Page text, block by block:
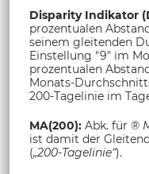
Disparity Indikator
prozentualen
seinem gleitenden
Einstellung "9" im
prozentualen
Monats-
200-Tagelinie im
MA(200): Abk. für ®
ist damit der
(„200-Tagelinie“).